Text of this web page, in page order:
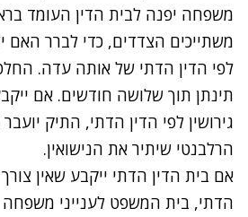
משפחה יפנה לבית הדין העומד
משתייכים הצדדים, כדי לברר האם
לפי הדין הדתי של אותה עדה.
תינתן תוך שלושה חודשים. אם
גירושין לפי הדין הדתי, התיק
הרלבנטי שיתיר את הנישואין.
אם בית הדין הדתי ייקבע שאין צורך
הדתי, בית המשפט לענייני משפחה